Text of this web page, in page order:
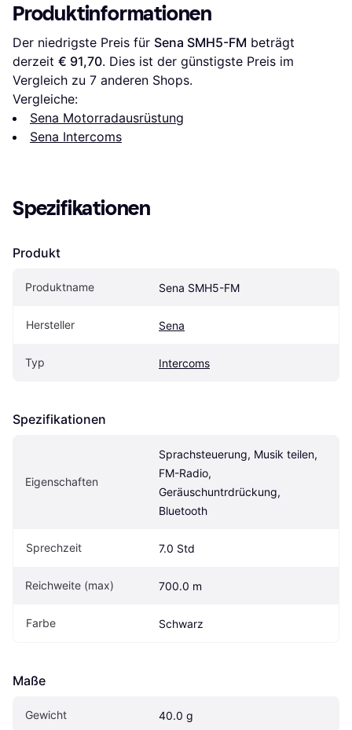
Produktinformationen
Der niedrigste Preis für Sena SMH5-FM beträgt
derzeit € 91,70. Dies ist der günstigste Preis im
Vergleich zu 7 anderen Shops.
Vergleiche:
Sena Motorradausrüstung
Sena Intercoms
Spezifikationen
Produkt
Produktname Sena SMH5-FM
Hersteller Sena
Typ Intercoms
Spezifikationen
Eigen­schaften
Sprachsteuerung, Musik teilen,
FM-Radio,
Geräuschuntrdrückung,
Bluetooth
Sprechzeit 7.0 Std
Reichweite (max) 700.0 m
Farbe Schwarz
Maße
Gewicht 40.0 g